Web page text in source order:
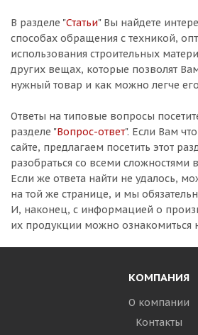
В разделе "Статьи" Вы найдете
способах обращения с техникой,
использования строительных
других вещах, которые позволят
нужный товар и как можно легче
Ответы на типовые вопросы
разделе "Вопрос-ответ". Если Вам
сайте, предлагаем посетить этот
разобраться со всеми сложностями
Если же ответа найти не удалось,
на той же странице, и мы
И, наконец, с информацией о
их продукции можно ознакомиться
КОМПАНИЯ
О компании
Контакты